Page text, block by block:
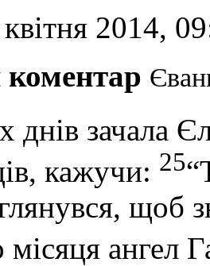
2014,
коментар
днів зачала
кажучи: 25
ангел